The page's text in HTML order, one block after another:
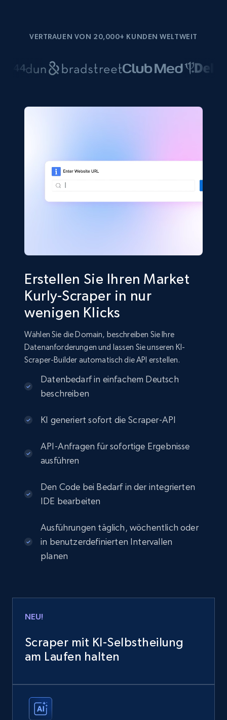
VERTRAUEN VON 20,000+ KUNDEN WELTWEIT
Erstellen Sie Ihren Market
Kurly-Scraper in nur
wenigen Klicks
Wählen Sie die Domain, beschreiben Sie Ihre
Datenanforderungen und lassen Sie unseren KI-
Scraper-Builder automatisch die API erstellen.
Datenbedarf in einfachem Deutsch
beschreiben
KI generiert sofort die Scraper-API
API-Anfragen für sofortige Ergebnisse
ausführen
Den Code bei Bedarf in der integrierten
IDE bearbeiten
Ausführungen täglich, wöchentlich oder
in benutzerdefinierten Intervallen
planen
NEU!
Scraper mit KI-Selbstheilung
am Laufen halten